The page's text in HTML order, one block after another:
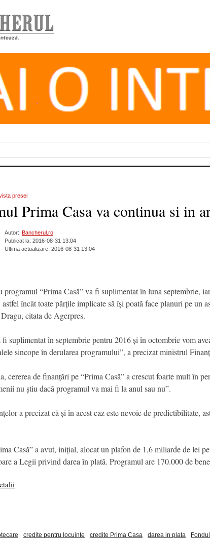
presei
Prima Casa va continua si in
Autor:
Bancherul.ro
Publicat la: 2016-08-31 13:04
Ultima actualizare: 2016-08-31 13:04
programul “Prima Casă” va fi suplimentat în luna septembrie,
astfel încât toate părțile implicate să își poată face planuri pe
citata de Agerpres.
suplimentat în septembrie pentru 2016 și în octombrie vom
sincope în derularea programului”, a precizat ministrul
cererea de finanțări pe “Prima Casă” a crescut foarte mult în
nu știu dacă programul va mai fi la anul sau nu”.
a precizat că și în acest caz este nevoie de predictibilitate,
Casă” a avut, inițial, alocat un plafon de 1,6 miliarde de lei
a Legii privind darea în plată. Programul are 170.000 de
credite pentru locuinte credite Prima Casa darea in plata